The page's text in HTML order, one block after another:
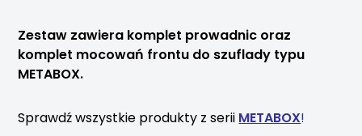
Zestaw zawiera komplet prowadnic oraz
komplet mocowań frontu do szuflady typu
METABOX.
Sprawdź wszystkie produkty z serii METABOX!